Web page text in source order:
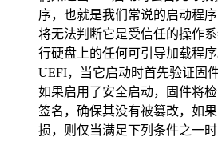
序，也就是我们常说的启动程
将无法判断它是受信任的操作
行硬盘上的任何可引导加载程
UEFI，当它启动时首先验证固
如果启用了安全启动，固件将
签名，确保其没有被篡改，如
损，则仅当满足下列条件之一